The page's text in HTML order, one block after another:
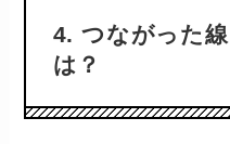
4. つながった
は？